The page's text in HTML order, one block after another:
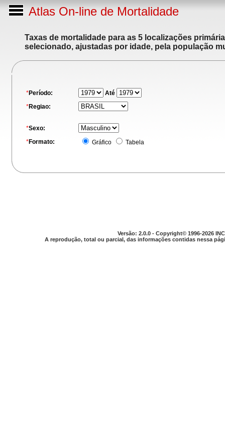
Atlas On-line de Mortalidade
Taxas de mortalidade para as 5 localizações
selecionado, ajustadas por idade, pela população
*Período:
Até
*Regiao:
*Sexo:
*Formato: Gráfico Tabela
Versão: 2.0.0 - Copyright© 1996-2026
A reprodução, total ou parcial, das informações contidas nessa